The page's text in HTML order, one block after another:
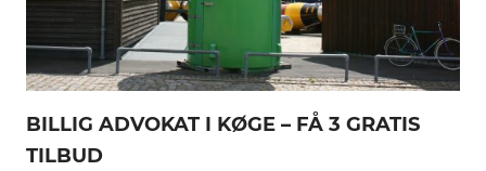
BILLIG ADVOKAT I KØGE – FÅ 3 GRATIS
TILBUD